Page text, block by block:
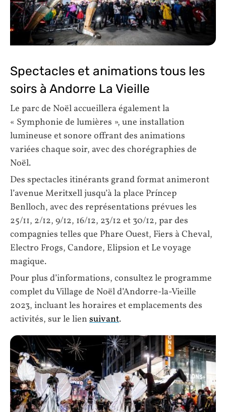
Spectacles et animations tous les
soirs à Andorre La Vieille
Le parc de Noël accueillera également la
« Symphonie de lumières », une installation
lumineuse et sonore offrant des animations
variées chaque soir, avec des chorégraphies de
Noël.
Des spectacles itinérants grand format animeront
l’avenue Meritxell jusqu’à la place Príncep
Benlloch, avec des représentations prévues les
25/11, 2/12, 9/12, 16/12, 23/12 et 30/12, par des
compagnies telles que Phare Ouest, Fiers à Cheval,
Electro Frogs, Candore, Elipsion et Le voyage
magique.
Pour plus d’informations, consultez le programme
complet du Village de Noël d’Andorre-la-Vieille
2023, incluant les horaires et emplacements des
activités, sur le lien suivant.